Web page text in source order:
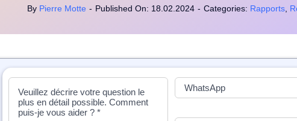
By Pierre Motte - Published On: 18.02.2024 - Categories: Rapports